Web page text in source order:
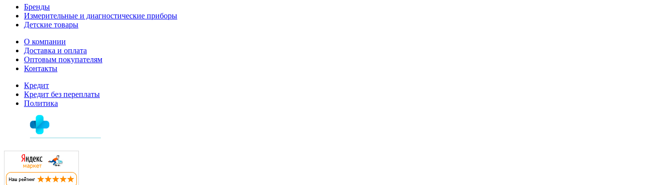
Бренды
Измерительные и диагностические приборы
Детские товары
О компании
Доставка и оплата
Оптовым покупателям
Контакты
Кредит
Кредит без переплаты
Политика